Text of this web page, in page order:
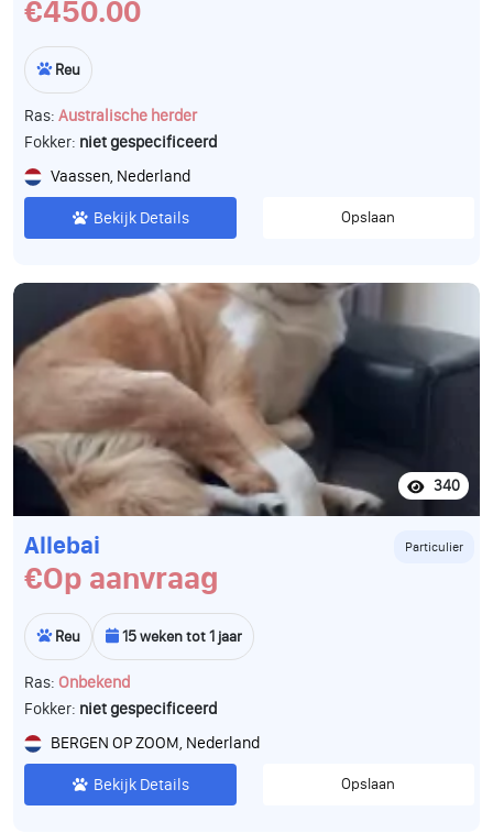
€450.00
Reu
Ras: Australische herder
Fokker: niet gespecificeerd
Vaassen, Nederland
Bekijk Details Opslaan
340
Allebai Particulier
€Op aanvraag
Reu 15 weken tot 1 jaar
Ras: Onbekend
Fokker: niet gespecificeerd
BERGEN OP ZOOM, Nederland
Bekijk Details Opslaan